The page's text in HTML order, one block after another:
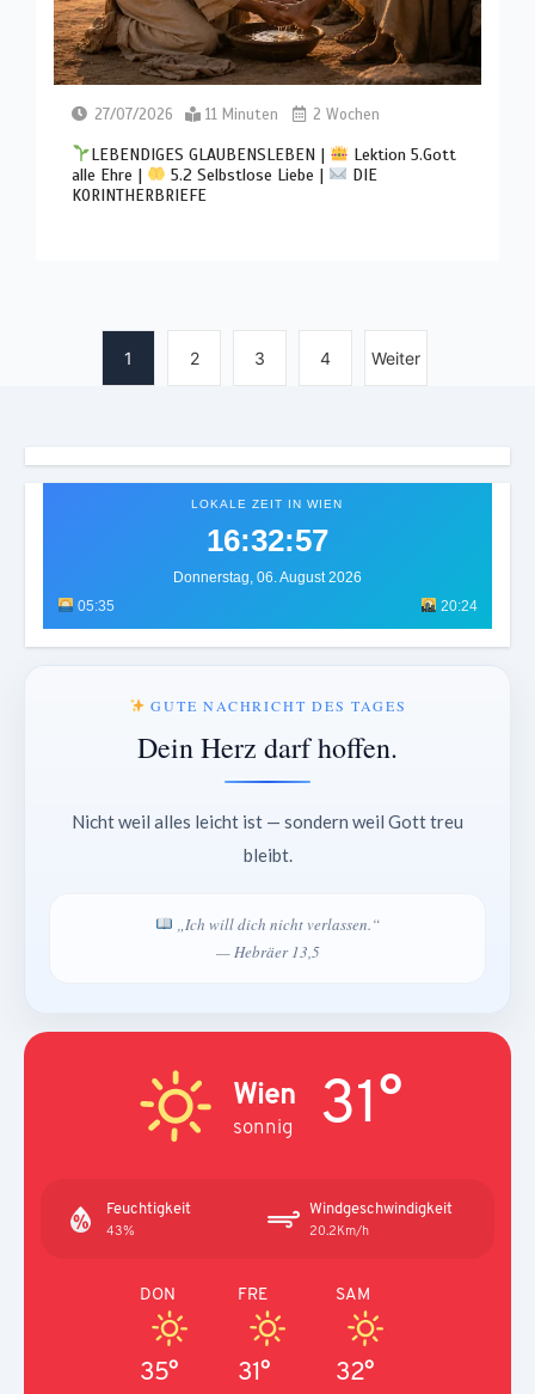
27/07/2026 11 Minuten 2 Wochen
LEBENDIGES GLAUBENSLEBEN |
Lektion 5.Gott
alle Ehre |
5.2 Selbstlose Liebe |
DIE
KORINTHERBRIEFE
1 2 3 4 Weiter
LOKALE ZEIT IN WIEN
16:33:01
Donnerstag, 06. August 2026
05:35
20:24
GUTE NACHRICHT DES TAGES
Dein Herz darf hoffen.
Nicht weil alles leicht ist — sondern weil Gott treu
bleibt.
„Ich will dich nicht verlassen.“
— Hebräer 13,5
Wien
sonnig 31°
Feuchtigkeit
43%
Windgeschwindigkeit
20.2Km/h
DON
35°
FRE
31°
SAM
32°